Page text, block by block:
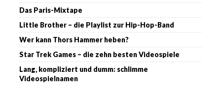
Das Paris-Mixtape
Little Brother – die Playlist zur Hip-Hop-Band
Wer kann Thors Hammer heben?
Star Trek Games – die zehn besten Videospiele
Lang, kompliziert und dumm: schlimme
Videospielnamen